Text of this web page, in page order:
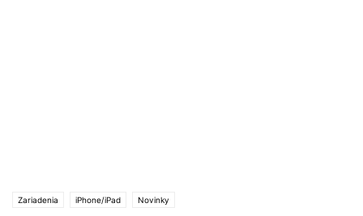
Zariadenia iPhone/iPad Novinky